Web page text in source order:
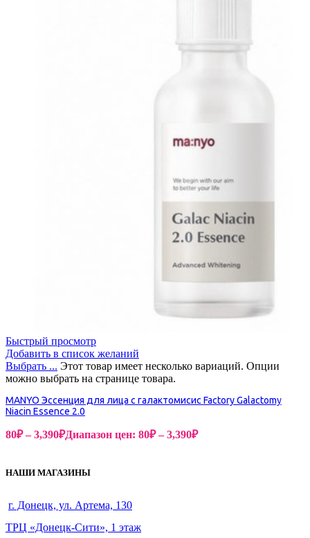
Быстрый просмотр
Добавить в список желаний
Выбрать ... Этот товар имеет несколько вариаций. Опции
можно выбрать на странице товара.
MANYO Эссенция для лица с галактомисис Factory Galactomy
Niacin Essence 2.0
80₽ – 3,390₽Диапазон цен: 80₽ – 3,390₽
НАШИ МАГАЗИНЫ
г. Донецк, ул. Артема, 130
ТРЦ «Донецк-Сити», 1 этаж